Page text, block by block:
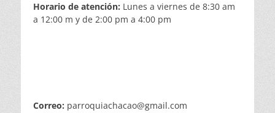
Horario de atención: Lunes a viernes de 8:30 am
a 12:00 m y de 2:00 pm a 4:00 pm
Correo: parroquiachacao@gmail.com